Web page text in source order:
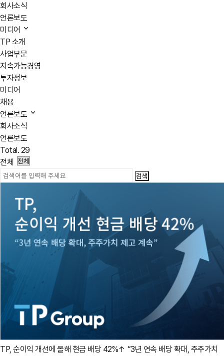
회사소식
언론보도
미디어
TP 소개
사업부문
지속가능경영
투자정보
미디어
채용
언론보도
회사소식
언론보도
Total. 29
전체
TP, 순이익 개선에 올해 현금 배당 42%↑ “3년 연속 배당 확대, 주주가치